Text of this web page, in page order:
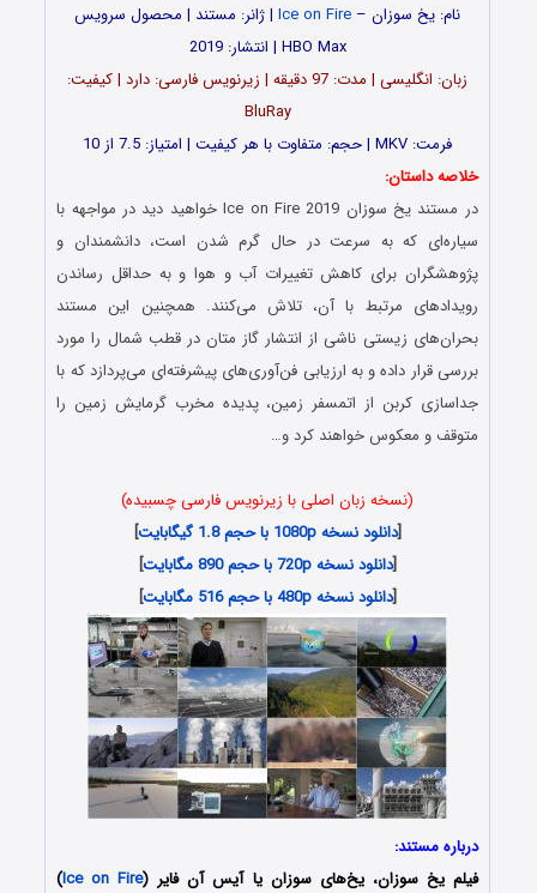
نام: یخ‌‌ سوزان – Ice on Fire | ژانر: مستند | محصول سرویس
HBO Max | انتشار: 2019
زبان: انگلیسی | مدت‌: 97 دقیقه | زیرنویس فارسی: دارد | کیفیت:
BluRay
فرمت: MKV | حجم: متفاوت با هر کیفیت | امتیاز: 7.5 از 10
خلاصه داستان:
در مستند یخ‌‌ سوزان Ice on Fire 2019 خواهید دید در مواجهه با
سیاره‌ای که به سرعت در حال گرم شدن است، دانشمندان و
پژوهشگران برای کاهش تغییرات آب و هوا و به حداقل رساندن
رویدادهای مرتبط با آن، تلاش می‌کنند. همچنین این مستند
بحران‌‌های زیستی ناشی از انتشار گاز متان در قطب شمال را مورد
بررسی قرار داده و به ارزیابی فن‌آوری‌های پیشرفته‌ای می‌پردازد که با
جداسازی کربن از اتمسفر زمین، پدیده مخرب گرمایش زمین را
متوقف و معکوس خواهند کرد و…
(نسخه زبان اصلی با زیرنویس فارسی چسبیده)
[دانلود نسخه 1080p با حجم 1.8 گیگابایت
]
[دانلود نسخه 720p با حجم 890 مگابایت
]
[دانلود نسخه 480p با حجم 516 مگابایت ]
درباره مستند:
فیلم یخ‌‌ سوزان، یخ‌‌های سوزان یا آیس آن فایر (Ice on Fire
)